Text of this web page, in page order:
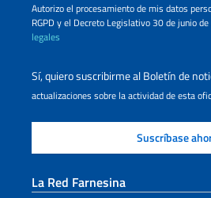
Autorizo ​​el procesamiento de mis datos
RGPD y el Decreto Legislativo 30 de junio
legales
Sí, quiero suscribirme al Boletín de
actualizaciones sobre la actividad de esta
La Red Farnesina